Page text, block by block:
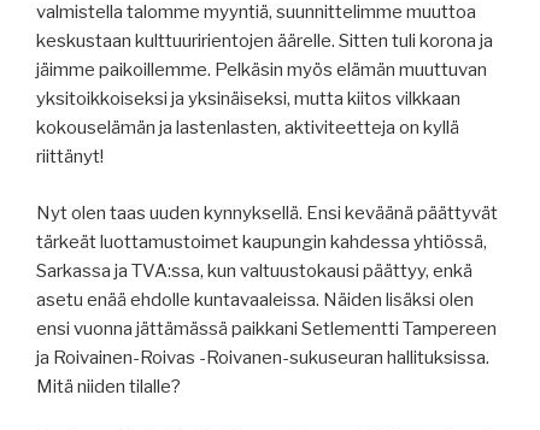
valmistella talomme myyntiä, suunnittelimme muuttoa
keskustaan kulttuuririentojen äärelle. Sitten tuli korona ja
jäimme paikoillemme. Pelkäsin myös elämän muuttuvan
yksitoikkoiseksi ja yksinäiseksi, mutta kiitos vilkkaan
kokouselämän ja lastenlasten, aktiviteetteja on kyllä
riittänyt!
Nyt olen taas uuden kynnyksellä. Ensi keväänä päättyvät
tärkeät luottamustoimet kaupungin kahdessa yhtiössä,
Sarkassa ja TVA:ssa, kun valtuustokausi päättyy, enkä
asetu enää ehdolle kuntavaaleissa. Näiden lisäksi olen
ensi vuonna jättämässä paikkani Setlementti Tampereen
ja Roivainen-Roivas -Roivanen-sukuseuran hallituksissa.
Mitä niiden tilalle?